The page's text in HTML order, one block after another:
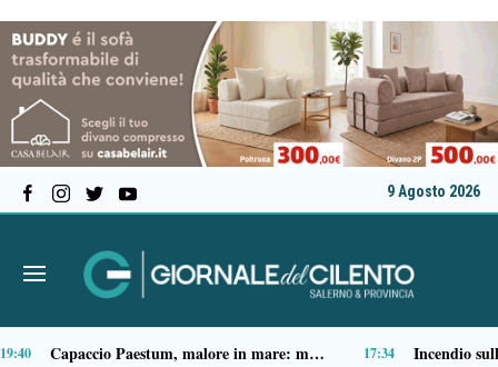
9 Agosto 2026
Spari a Pastena, il ventenne ferito lascia l’ospedale: si indaga sul vero obiettivo 09:04